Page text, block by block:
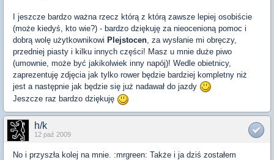
I jeszcze bardzo ważna rzecz którą z którą zawsze lepiej osobiście
(może kiedyś, kto wie?) - bardzo dziękuję za nieocenioną pomoc i
dobrą wolę użytkownikowi Plejstocen , za wysłanie mi obręczy,
przedniej piasty i kilku innych części! Masz u mnie duże piwo
(umownie, może być jakikolwiek inny napój)! Wedle obietnicy,
zaprezentuję zdjęcia jak tylko rower będzie bardziej kompletny niż
jest a następnie jak będzie się już nadawał do jazdy
Jeszcze raz bardzo dziękuję
h/k
12 paź 2009
No i przyszła kolej na mnie. :mrgreen: Także i ja dziś zostałem